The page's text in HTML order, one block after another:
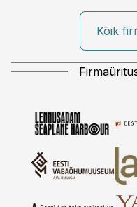
Kõik